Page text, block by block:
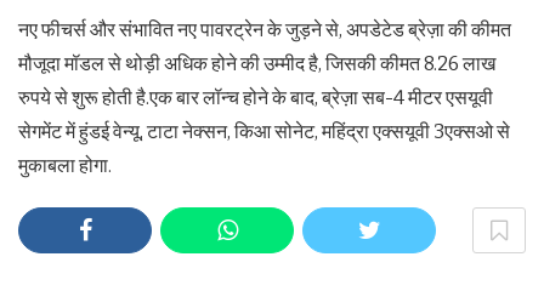
नए फीचर्स और संभावित नए पावरट्रेन के जुड़ने से, अपडेटेड ब्रेज़ा की कीमत
मौजूदा मॉडल से थोड़ी अधिक होने की उम्मीद है, जिसकी कीमत 8.26 लाख
रुपये से शुरू होती है.एक बार लॉन्च होने के बाद, ब्रेज़ा सब-4 मीटर एसयूवी
सेगमेंट में हुंडई वेन्यू, टाटा नेक्सन, किआ सोनेट, महिंद्रा एक्सयूवी 3एक्सओ से
मुकाबला होगा.